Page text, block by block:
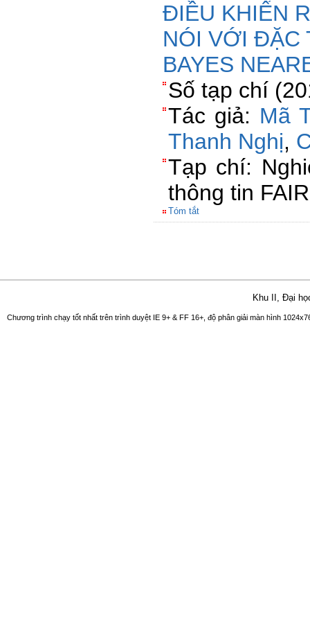
ĐIỀU KHIỂN
NÓI VỚI ĐẶC
BAYES
Số tạp chí
Tác giả: Mã
Thanh Nghị,
Tạp chí:
thông tin
Tóm tắt
Khu II, Đại
Chương trình chạy tốt nhất trên trình duyệt IE 9+ & FF 16+, độ phân giải màn hình